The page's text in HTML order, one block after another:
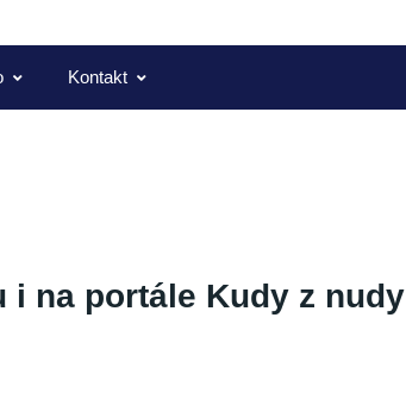
Kontakt
i na portále Kudy z nudy